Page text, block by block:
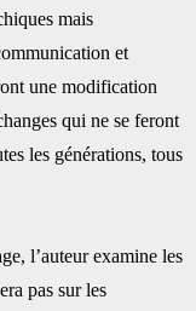
mais
et
une ‎modification
qui ne se feront
les générations, tous
l’auteur examine les
pas sur les